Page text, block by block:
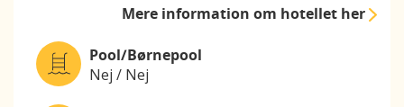
Mere informationom hotellet her
Pool/Børnepool
Nej / Nej